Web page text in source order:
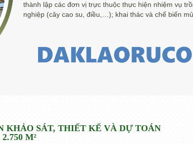
thành lập các đơn vị trực thuộc thực hiện nhiệm vụ
nghiệp (cây cao su, điều,…); khai thác và chế biến
KHẢO SÁT, THIẾT KẾ VÀ DỰ TOÁN
M²